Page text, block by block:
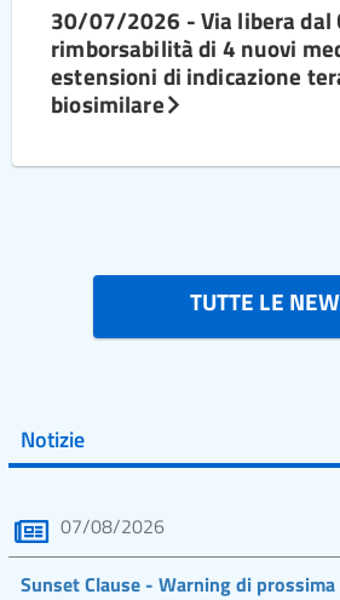
30/07/2026 - Via libera dal
rimborsabilità di 4 nuovi
estensioni di indicazione
biosimilare
TUTTE LE
Notizie
07/08/2026
Sunset Clause - Warning di prossima